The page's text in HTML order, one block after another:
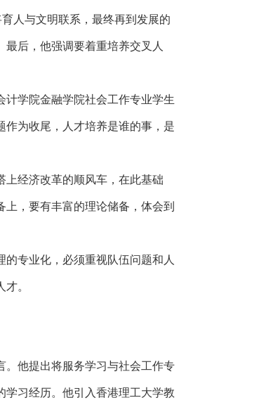
人与文明联系，最终再到发展的
后，他强调要着重培养交叉人
计学院金融学院社会工作专业学生
为收尾，人才培养是谁的事，是
上经济改革的顺风车，在此基础
，要有丰富的理论储备，体会到
专业化，必须重视队伍问题和人
。
。他提出将服务学习与社会工作专
学习经历。他引入香港理工大学教